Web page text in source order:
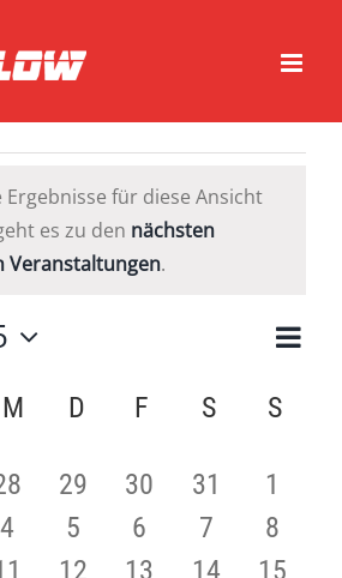
Ergebnisse für diese Ansicht
es zu den nächsten
Veranstaltungen.
Monat
M MITTWOCH
D DONNERSTAG
F FREITAG
SSAMSTAG
S
Veranstaltungen
0
Veranstaltungen
29
0
Veranstaltungen
30
0
31
0
1
0
4
0
5
0
6
0
7
0
8
0
12
0
13
0
14
0
15